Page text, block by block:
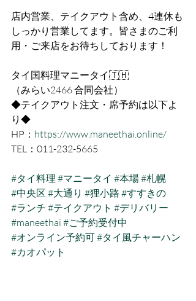
店内営業、テイクアウト含め、4連休も
しっかり営業してます。皆さまのご利
用・ご来店をお待ちしております！
タイ国料理マニータイ🇹🇭
（みらい2466 合同会社）
◆テイクアウト注文・席予約は以下よ
り◆
HP： https://www.maneethai.online/
TEL：011-232-5665
#タイ料理 #マニータイ #本場#札幌
#中央区 #大通り #狸小路 #すすきの
#ランチ #テイクアウト #デリバリー
#maneethai #ご予約受付中
#オンライン予約可#タイ風チャーハン
#カオパット